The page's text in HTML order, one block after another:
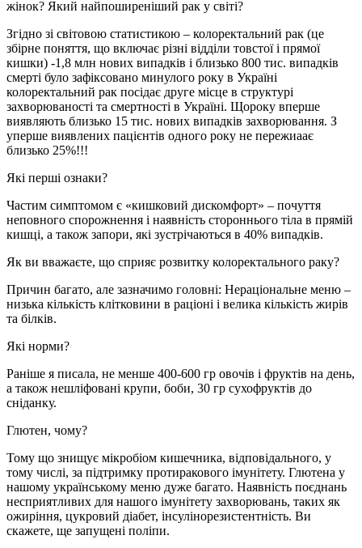
жінок? Який найпоширеніший рак у світі?
Згідно зі світовою статистикою – колоректальний рак (це
збірне поняття, що включає різні відділи товстої і прямої
кишки) -1,8 млн нових випадків і близько 800 тис. випадків
смерті було зафіксовано минулого року в Україні
колоректальний рак посідає друге місце в структурі
захворюваності та смертності в Україні. Щороку вперше
виявляють близько 15 тис. нових випадків захворювання. З
уперше виявлених пацієнтів одного року не пережиаає
близько 25%!!!
Які перші ознаки?
Частим симптомом є «кишковий дискомфорт» – почуття
неповного спорожнення і наявність стороннього тіла в прямій
кишці, а також запори, які зустрічаються в 40% випадків.
Як ви вважаєте, що сприяє розвитку колоректального раку?
Причин багато, але зазначимо головні: Нераціональне меню –
низька кількість клітковини в раціоні і велика кількість жирів
та білків.
Які норми?
Раніше я писала, не менше 400-600 гр овочів і фруктів на день,
а також нешліфовані крупи, боби, 30 гр сухофруктів до
сніданку.
Глютен, чому?
Тому що знищує мікробіом кишечника, відповідального, у
тому числі, за підтримку протиракового імунітету. Глютена у
нашому українському меню дуже багато. Наявність поєднань
несприятливих для нашого імунітету захворювань, таких як
ожиріння, цукровий діабет, інсулінорезистентність. Ви
скажете, ще запущені поліпи.